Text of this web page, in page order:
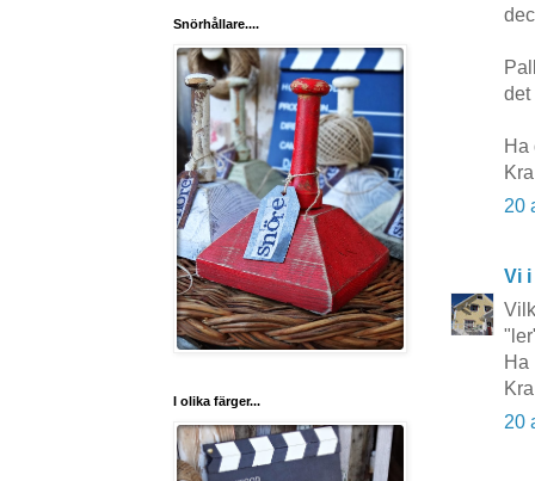
det
Ha
20
Vi
Ha
20
Snörhållare....
I olika färger...